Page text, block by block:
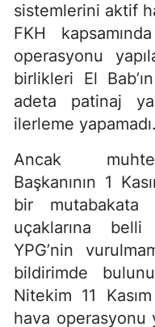
sistemlerini aktif
FKH
operasyonu
birlikleri El
adeta patinaj
ilerleme yapamadı.
Ancak
Başkanının 1
bir mutabakata
uçaklarına
YPG’nin
bildirimde
Nitekim 11
hava operasyonu